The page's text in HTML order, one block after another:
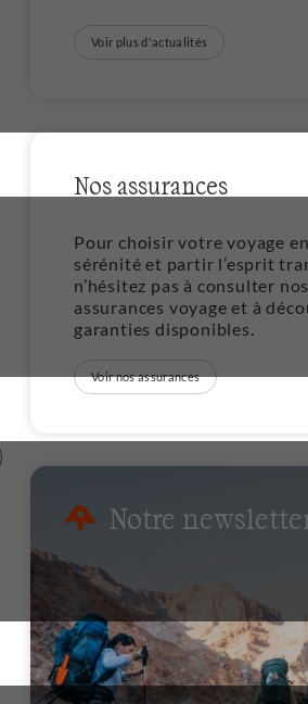
Voir plus d'actualités
Nos assurances
Pour choisir votre voyage
sérénité et partir l’esprit
n’hésitez pas à consulter
assurances voyage et à
garanties disponibles.
Voir nos assurances
Notre